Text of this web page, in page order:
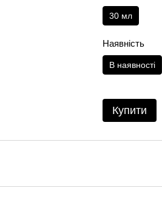
30 мл
Наявність
В наявності
Купити